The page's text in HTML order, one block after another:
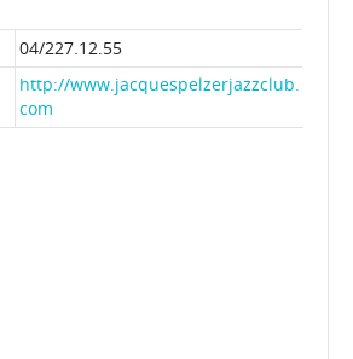
04/227.12.55
http://www.jacquespelzerjazzclub.
com